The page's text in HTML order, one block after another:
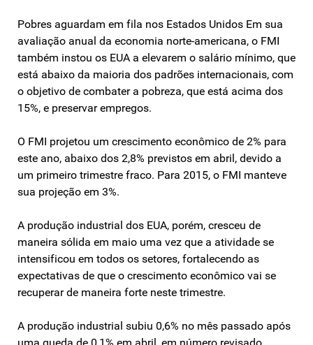
Pobres aguardam em fila nos Estados Unidos Em sua
avaliação anual da economia norte-americana, o FMI
também instou os EUA a elevarem o salário mínimo, que
está abaixo da maioria dos padrões internacionais, com
o objetivo de combater a pobreza, que está acima dos
15%, e preservar empregos.
O FMI projetou um crescimento econômico de 2% para
este ano, abaixo dos 2,8% previstos em abril, devido a
um primeiro trimestre fraco. Para 2015, o FMI manteve
sua projeção em 3%.
A produção industrial dos EUA, porém, cresceu de
maneira sólida em maio uma vez que a atividade se
intensificou em todos os setores, fortalecendo as
expectativas de que o crescimento econômico vai se
recuperar de maneira forte neste trimestre.
A produção industrial subiu 0,6% no mês passado após